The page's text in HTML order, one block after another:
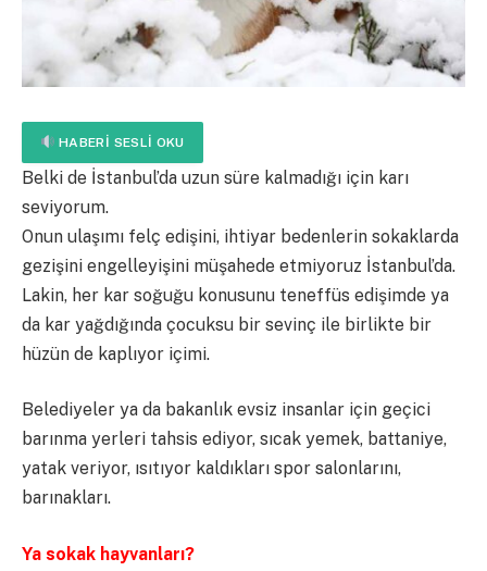
HABERI SESLI OKU
Belki de İstanbul’da uzun süre kalmadığı için karı
seviyorum.
Onun ulaşımı felç edişini, ihtiyar bedenlerin sokaklarda
gezişini engelleyişini müşahede etmiyoruz İstanbul’da.
Lakin, her kar soğuğu konusunu teneffüs edişimde ya
da kar yağdığında çocuksu bir sevinç ile birlikte bir
hüzün de kaplıyor içimi.
Belediyeler ya da bakanlık evsiz insanlar için geçici
barınma yerleri tahsis ediyor, sıcak yemek, battaniye,
yatak veriyor, ısıtıyor kaldıkları spor salonlarını,
barınakları.
Ya sokak hayvanları?